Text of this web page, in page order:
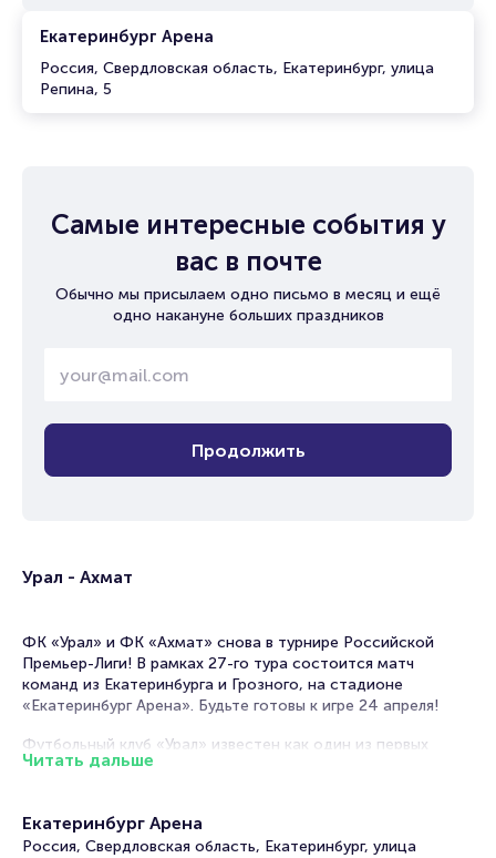
Екатеринбург Арена
Россия, Свердловская область, Екатеринбург, улица
Репина, 5
Самые интересные события у
вас в почте
Обычно мы присылаем одно письмо в месяц и ещё
одно накануне больших праздников
Продолжить
Урал - Ахмат
ФК «Урал» и ФК «Ахмат» снова в турнире Российской
Премьер-Лиги! В рамках 27-го тура состоится матч
команд из Екатеринбурга и Грозного, на стадионе
«Екатеринбург Арена». Будьте готовы к игре 24 апреля!
Футбольный клуб «Урал» известен как один из первых
футбольных клубов страны, который стоял у истоков
игрой. Долгожданное попадание в Российскую Премьер-
Лигу придало трехкратному победителю Кубка ФНЛ
Читать дальше
Екатеринбург Арена
Россия, Свердловская область, Екатеринбург, улица